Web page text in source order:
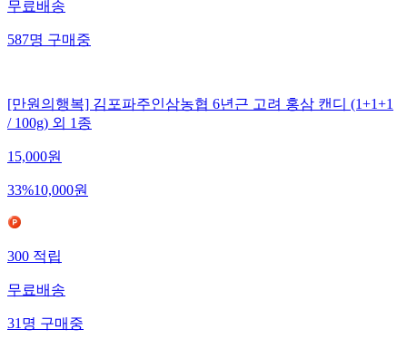
무료배송
587명구매중
[만원의행복] 김포파주인삼농협 6년근 고려 홍삼 캔디 (1+1+1
/ 100g) 외 1종
15,000원
33%10,000원
300적립
무료배송
31명구매중